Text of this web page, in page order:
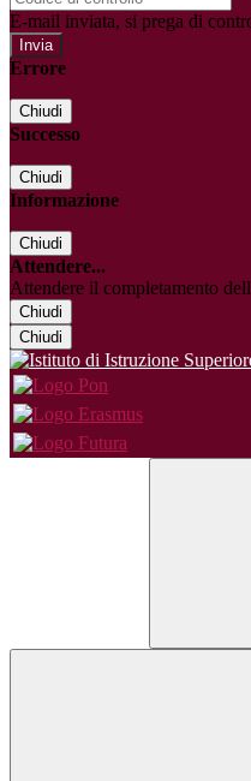
E-mail inviata, si prega di
Errore
Chiudi
Successo
Chiudi
Informazione
Chiudi
Attendere...
Attendere il completamento
Chiudi
Chiudi